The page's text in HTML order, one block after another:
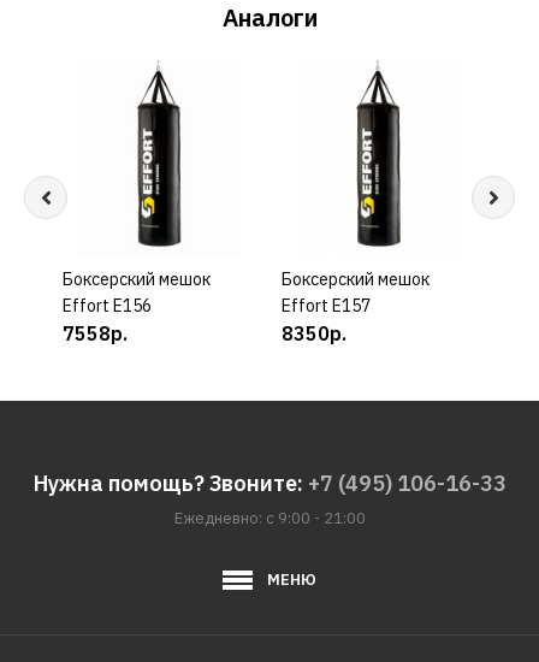
Аналоги
КУПИТЬ
Боксерский мешок
Effort E156
7558р.
КУПИТЬ
Боксерский мешок
Effort E157
8350р.
Нужна помощь? Звоните: +7 (495) 106-16-33
Ежедневно: с 9:00 - 21:00
МЕНЮ